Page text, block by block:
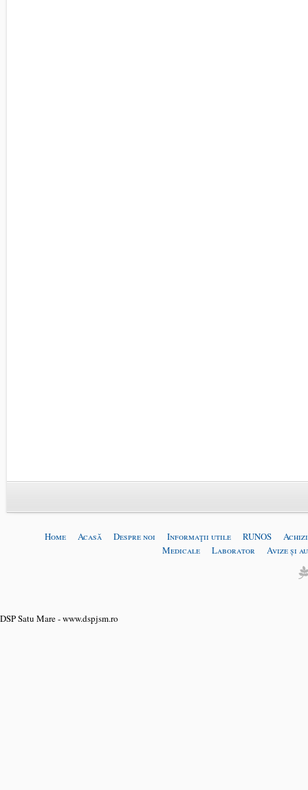
Home Acasă Despre noi Informaţii utile RUNOS
Medicale
Laborator Avize și
DSP Satu Mare - www.dspjsm.ro